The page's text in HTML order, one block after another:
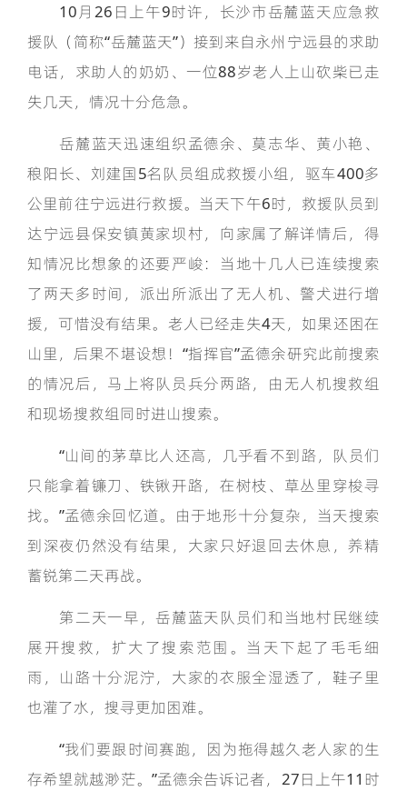
10月26日上午9时许，长沙市岳麓蓝天应急救
援队（简称“岳麓蓝天”）接到来自永州宁远县的求助
电话，求助人的奶奶、一位88岁老人上山砍柴已走
失几天，情况十分危急。
岳麓蓝天迅速组织孟德余、莫志华、黄小艳、
稂阳长、刘建国5名队员组成救援小组，驱车400多
公里前往宁远进行救援。当天下午6时，救援队员到
达宁远县保安镇黄家坝村，向家属了解详情后，得
知情况比想象的还要严峻：当地十几人已连续搜索
了两天多时间，派出所派出了无人机、警犬进行增
援，可惜没有结果。老人已经走失4天，如果还困在
山里，后果不堪设想！“指挥官”孟德余研究此前搜索
的情况后，马上将队员兵分两路，由无人机搜救组
和现场搜救组同时进山搜索。
“山间的茅草比人还高，几乎看不到路，队员们
只能拿着镰刀、铁锹开路，在树枝、草丛里穿梭寻
找。”孟德余回忆道。由于地形十分复杂，当天搜索
到深夜仍然没有结果，大家只好退回去休息，养精
蓄锐第二天再战。
第二天一早，岳麓蓝天队员们和当地村民继续
展开搜救，扩大了搜索范围。当天下起了毛毛细
雨，山路十分泥泞，大家的衣服全湿透了，鞋子里
也灌了水，搜寻更加困难。
“我们要跟时间赛跑，因为拖得越久老人家的生
存希望就越渺茫。”孟德余告诉记者，27日上午11时